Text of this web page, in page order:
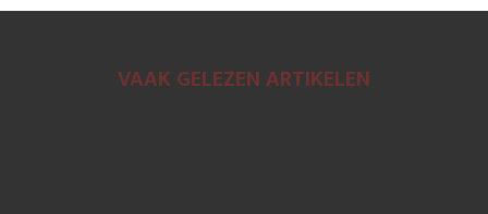
VAAK GELEZEN ARTIKELEN